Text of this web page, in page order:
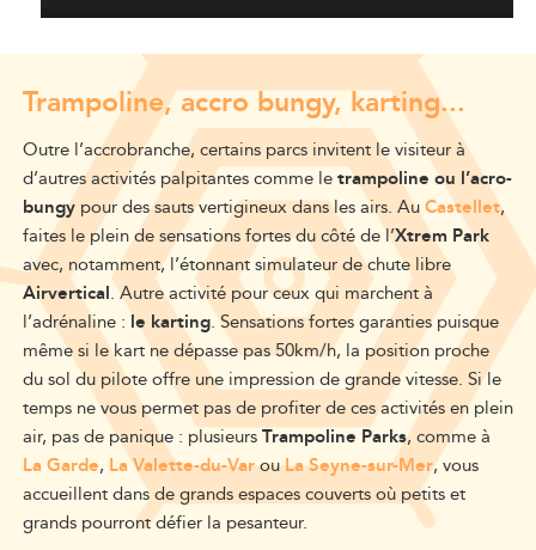
Trampoline, accro bungy, karting...
Outre l’accrobranche, certains parcs invitent le visiteur à
d’autres activités palpitantes comme letrampoline ou l’acro-
bungypour des sauts vertigineux dans les airs. AuCastellet,
faites le plein de sensations fortes du côté de l’Xtrem Park
avec, notamment, l’étonnant simulateur de chute libre
Airvertical. Autre activité pour ceux qui marchent à
l’adrénaline : le karting. Sensations fortes garanties puisque
même si le kart ne dépasse pas 50km/h, la position proche
du sol du pilote offre une impression de grande vitesse. Si le
temps ne vous permet pas de profiter de ces activités en plein
air, pas de panique : plusieursTrampoline Parks, comme à
La Garde, La Valette-du-VarouLa Seyne-sur-Mer, vous
accueillent dans de grands espaces couverts où petits et
grands pourront défier la pesanteur.